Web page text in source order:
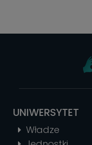
UNIWERSYTET
Władze